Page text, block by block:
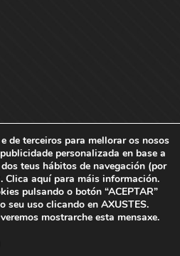
de terceiros para mellorar os nosos
personalizada en base a
teus hábitos de navegación (por
Clica aquí para máis información.
pulsando o botón “ACEPTAR”
seu uso clicando en AXUSTES.
mostrarche esta mensaxe.